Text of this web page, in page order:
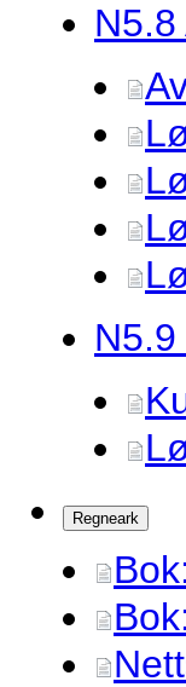
N5.8
N5.9
Regneark